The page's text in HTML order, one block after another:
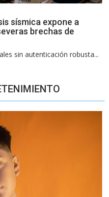
sísmica expone a
brechas de
sin autenticación robusta...